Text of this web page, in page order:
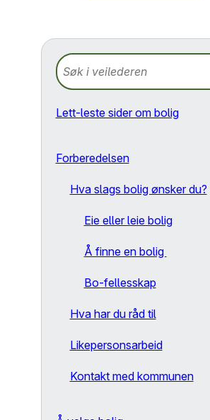
Søk i veilederen
Lett-leste sider om bolig
Forberedelsen
Hva slags bolig ønsker du?
Eie eller leie bolig
Å finne en bolig
Bo-fellesskap
Hva har du råd til
Likepersonsarbeid
Kontakt med kommunen